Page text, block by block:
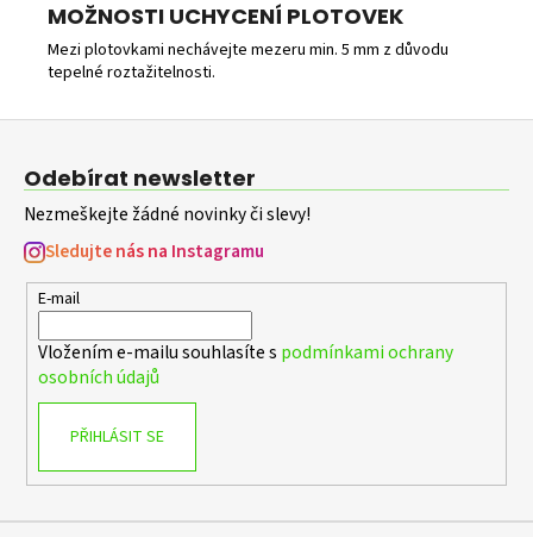
MOŽNOSTI UCHYCENÍ PLOTOVEK
Mezi plotovkami nechávejte mezeru min. 5 mm z důvodu
tepelné roztažitelnosti.
Odebírat newsletter
Nezmeškejte žádné novinky či slevy!
Sledujte nás na Instagramu
E-mail
Vložením e-mailu souhlasíte s podmínkami ochrany
osobních údajů
PŘIHLÁSIT SE